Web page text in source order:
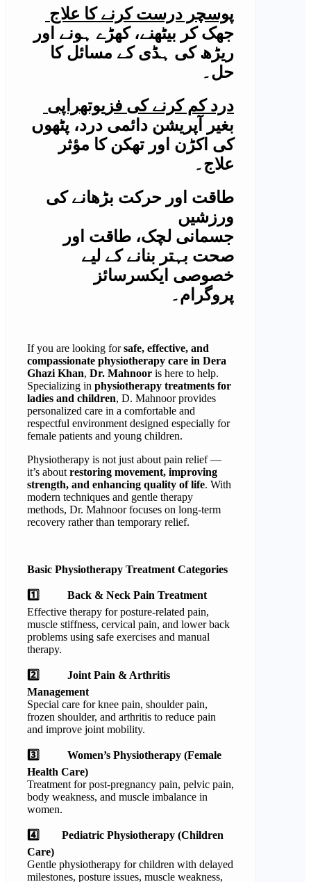
پوسچر درست کرنے کا علاج
جھک کر بیٹھنے، کھڑے ہونے اور
ریڑھ کی ہڈی کے مسائل کا
حل۔
درد کم کرنے کی فزیوتھراپی
بغیر آپریشن دائمی درد، پٹھوں
کی اکڑن اور تھکن کا مؤثر
علاج۔
طاقت اور حرکت بڑھانے کی
ورزشیں
جسمانی لچک، طاقت اور
صحت بہتر بنانے کے لیے
خصوصی ایکسرسائز
پروگرام۔
If you are looking forsafe, effective, and
compassionate physiotherapy care in Dera
Ghazi Khan, Dr. Mahnoor is here to help.
Specializing in physiotherapy treatments for
ladies and children, D. Mahnoor provides
personalized care in a comfortable and
respectful environment designed especially for
female patients and young children.
Physiotherapy is not just about pain relief —
it’s about restoring movement, improving
strength, and enhancing quality of life. With
modern techniques and gentle therapy
methods, Dr. Mahnoor focuses on long-term
recovery rather than temporary relief.
Basic Physiotherapy Treatment Categories
1️
Back & Neck Pain Treatment
Effective therapy for posture-related pain,
muscle stiffness, cervical pain, and lower back
problems using safe exercises and manual
therapy.
2️
Joint Pain & Arthritis
Management
Special care for knee pain, shoulder pain,
frozen shoulder, and arthritis to reduce pain
and improve joint mobility.
3️
Women’s Physiotherapy (Female
Health Care)
Treatment for post-pregnancy pain, pelvic pain,
body weakness, and muscle imbalance in
women.
4️
Pediatric Physiotherapy (Children
Care)
Gentle physiotherapy for children with delayed
milestones, posture issues, muscle weakness,